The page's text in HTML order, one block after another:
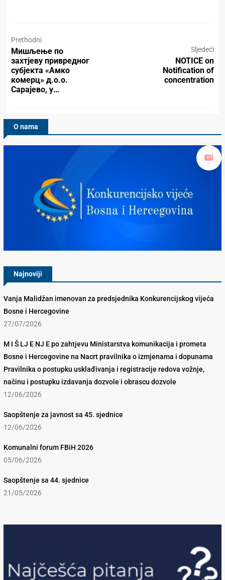
Prethodni
Мишљење по
захтјеву привредног
субјекта «Амко
комерц» д.о.о.
Сарајево, у…
Sljedeći
NOTICE on
Notification of
concentration
O nama
Najnoviji
Vanja Malidžan imenovan za predsjednika Konkurencijskog vijeća
Bosne i Hercegovine
27/07/2026
M I Š LJ E NJ E po zahtjevu Ministarstva komunikacija i prometa
Bosne i Hercegovine na Nacrt pravilnika o izmjenama i dopunama
Pravilnika o postupku usklađivanja i registracije redova vožnje,
načinu i postupku izdavanja dozvole i obrascu dozvole
12/06/2026
Saopštenje za javnost sa 45. sjednice
12/06/2026
Komunalni forum FBiH 2026
05/06/2026
Saopštenje sa 44. sjednice
21/05/2026